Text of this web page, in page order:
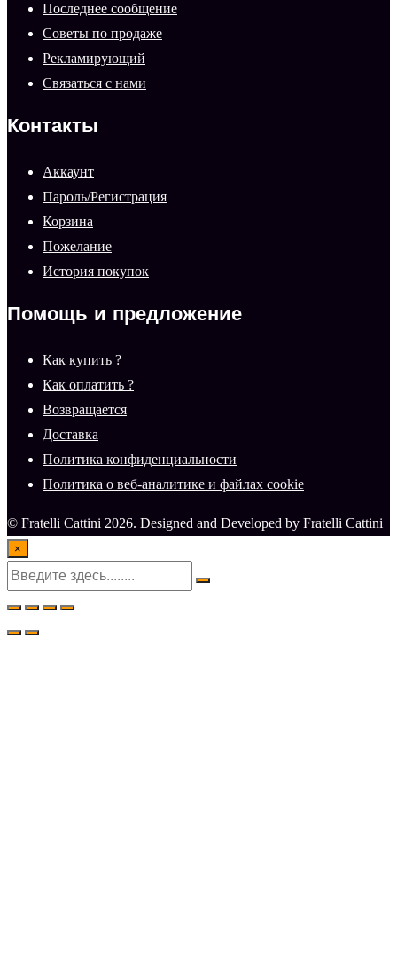
Последнее сообщение
Советы по продаже
Рекламирующий
Связаться с нами
Контакты
Аккаунт
Пароль/Регистрация
Корзина
Пожелание
История покупок
Помощь и предложение
Как купить ?
Как оплатить ?
Возвращается
Доставка
Политика конфиденциальности
Политика о веб-аналитике и файлах cookie
© Fratelli Cattini 2026. Designed and Developed by Fratelli Cattini
×